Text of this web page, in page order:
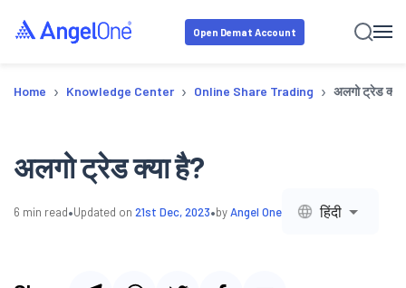
Open Demat Account
Home › Knowledge Center › Online Share Trading › अलगो ट्रेड क्या
अलगो ट्रेड क्या है?
6 min read•Updated on 21st Dec, 2023•byAngel One हिंदी